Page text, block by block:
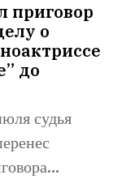
приговор
о
до
судья